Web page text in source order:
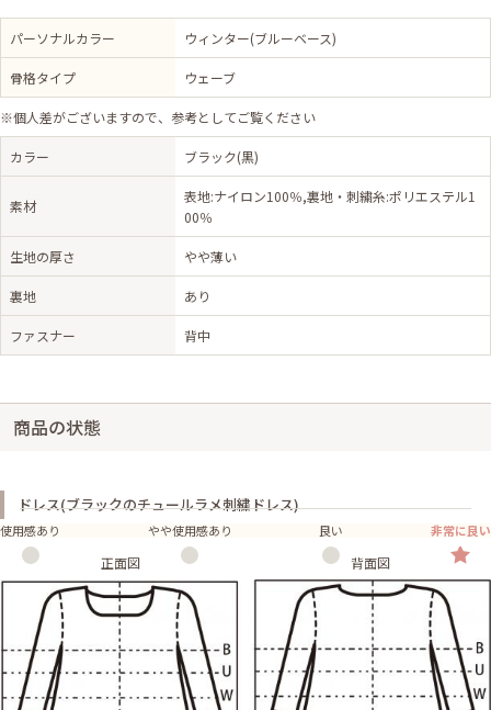
パーソナルカラー ウィンター(ブルーベース)
骨格タイプ ウェーブ
※個人差がございますので、参考としてご覧ください
カラー ブラック(黒)
素材
表地:ナイロン100％,裏地・刺繍糸:ポリエステル1
00％
生地の厚さ やや薄い
裏地 あり
ファスナー 背中
商品の状態
ドレス(ブラックのチュールラメ刺繍ドレス)
使用感あり やや使用感あり 良い 非常に良い
正面図 背面図